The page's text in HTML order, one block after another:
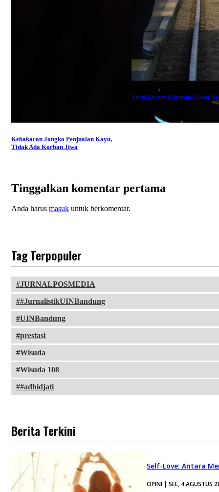
Kebakaran Jongko Penjualan Kayu,
Tidak Ada Korban Jiwa
Tarif Kereta Ekonomi Batal
Tinggalkan komentar pertama
Anda harus masuk untuk berkomentar.
Tag Terpopuler
JURNALPOSMEDIA
#JurnalistikUINBandung
UINBandung
prestasi
Wisuda
Wisuda 108
#adhidjati
Berita Terkini
Self-Love: Antara
OPINI | SEL, 4 AGUSTUS